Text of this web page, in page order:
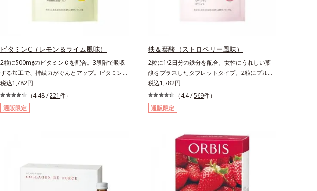
ビタミンC（レモン＆ライム風味）
2粒に500mgのビタミンＣを配合。3段階で吸収
する加工で、持続力がぐんとアップ。ビタミン
C（レモン＆ライム風味）は、栄養機能食品です
ビタミンCは、皮膚や粘膜の健康維持を助けると
ともに、抗酸化作用を持つ栄養素です。2粒にレ
モン約25個分（*1）のビタミンCを配合しまし
当り20mgとして可食部換算した場合。
税込1,782円
（4.48 /221件）
通販限定
鉄＆葉酸（ストロベリー風味）
2粒に1/2日分の鉄分を配合。女性にうれしい葉
酸をプラスしたタブレットタイプ。2粒にプルー
ン約50個分（*1）もの鉄分を配合し、さらに女
性周期をサポートする葉酸をプラスしました。甘
酸っぱくて続けやすい、ストロベリー風味です。
*1 : 「五訂増補日本食品標準成分表2010」よ
換算した場合。
税込1,782円
（4.4 /569件）
通販限定